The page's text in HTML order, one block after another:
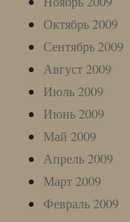
Октябрь 2009
Сентябрь 2009
Август 2009
Июль 2009
Июнь 2009
Май 2009
Апрель 2009
Март 2009
Февраль 2009